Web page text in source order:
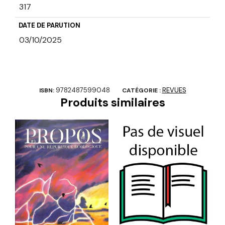
317
DATE DE PARUTION
03/10/2025
ISBN: 9782487599048 CATÉGORIE :REVUES
Produits similaires